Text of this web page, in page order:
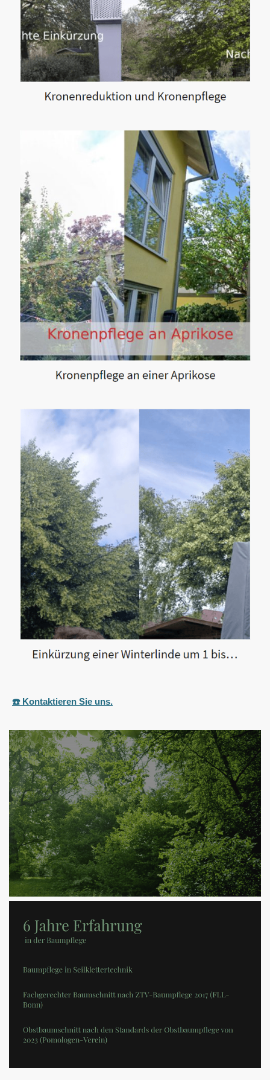
☎️ Kontaktieren Sie uns.